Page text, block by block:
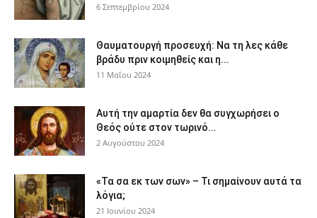
6 Σεπτεμβρίου 2024
Θαυματουργή προσευχή: Να τη λες κάθε
βράδυ πριν κοιμηθείς και η...
11 Μαΐου 2024
Αυτή την αμαρτία δεν θα συγχωρήσει ο
Θεός ούτε στον τωρινό...
2 Αυγούστου 2024
«Τα σα εκ των σων» – Τι σημαίνουν αυτά τα
λόγια;
21 Ιουνίου 2024